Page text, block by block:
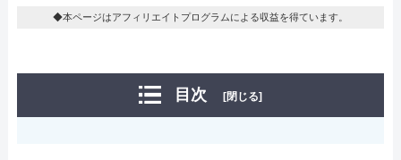
◆本ページはアフィリエイトプログラムによる収益を得ています。
目次 [閉じる]